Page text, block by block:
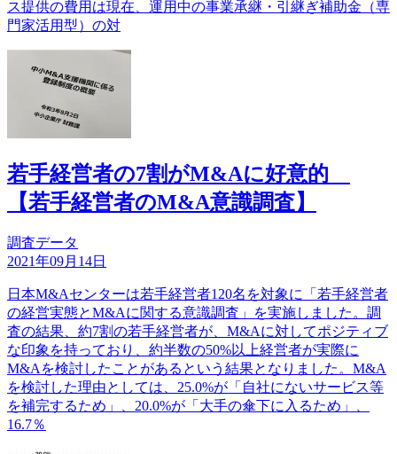
ス提供の費用は現在、運用中の事業承継・引継ぎ補助金（専
門家活用型）の対
若手経営者の7割がM&Aに好意的
【若手経営者のM&A意識調査】
調査データ
2021年09月14日
日本M&Aセンターは若手経営者120名を対象に「若手経営者
の経営実態とM&Aに関する意識調査」を実施しました。調
査の結果、約7割の若手経営者が、M&Aに対してポジティブ
な印象を持っており、約半数の50%以上経営者が実際に
M&Aを検討したことがあるという結果となりました。M&A
を検討した理由としては、25.0%が「自社にないサービス等
を補完するため」、20.0%が「大手の傘下に入るため」、
16.7％